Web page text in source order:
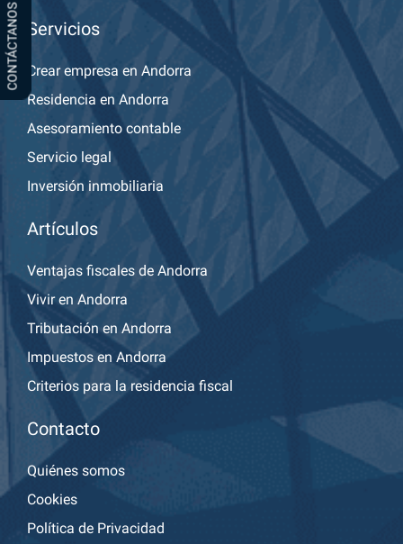
CONTÁCTANOS Servicios
Crear empresa en Andorra
Residencia en Andorra
Asesoramiento contable
Servicio legal
Inversión inmobiliaria
Artículos
Ventajas fiscales de Andorra
Vivir en Andorra
Tributación en Andorra
Impuestos en Andorra
Criterios para la residencia fiscal
Contacto
Quiénes somos
Cookies
Política de Privacidad